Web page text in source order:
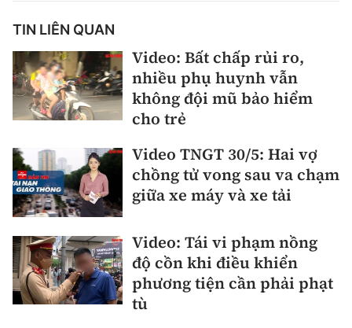
TIN LIÊN QUAN
Video: Bất chấp rủi ro,
nhiều phụ huynh vẫn
không đội mũ bảo hiểm
cho trẻ
Video TNGT 30/5: Hai vợ
chồng tử vong sau va chạm
giữa xe máy và xe tải
Video: Tái vi phạm nồng
độ cồn khi điều khiển
phương tiện cần phải phạt
tù